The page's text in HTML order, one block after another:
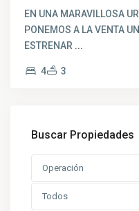
EN UNA MARAVILLOSA
PONEMOS A LA VENTA
ESTRENAR ...
4 3
Buscar Propiedades
Operación
Todos